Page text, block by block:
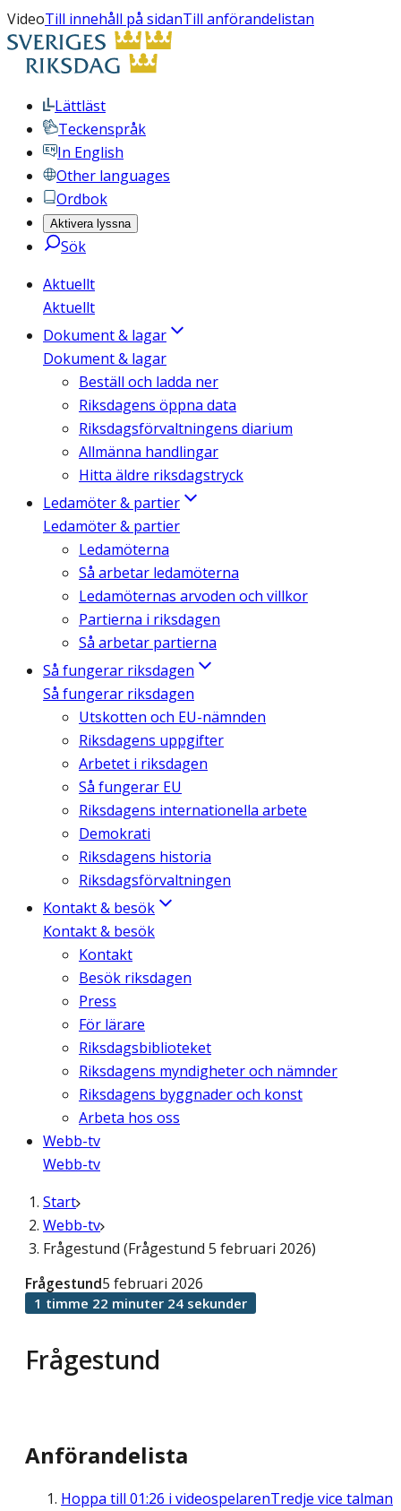
VideoTill innehåll på sidanTill anförandelistan
Lättläst
Teckenspråk
In English
Other languages
Ordbok
Aktivera lyssna
Sök
Aktuellt
Aktuellt
Dokument & lagar
Dokument & lagar
Beställ och ladda ner
Riksdagens öppna data
Riksdagsförvaltningens diarium
Allmänna handlingar
Hitta äldre riksdagstryck
Ledamöter & partier
Ledamöter & partier
Ledamöterna
Så arbetar ledamöterna
Ledamöternas arvoden och villkor
Partierna i riksdagen
Så arbetar partierna
Så fungerar riksdagen
Så fungerar riksdagen
Utskotten och EU-nämnden
Riksdagens uppgifter
Arbetet i riksdagen
Så fungerar EU
Riksdagens internationella arbete
Demokrati
Riksdagens historia
Riksdagsförvaltningen
Kontakt & besök
Kontakt & besök
Kontakt
Besök riksdagen
Press
För lärare
Riksdagsbiblioteket
Riksdagens myndigheter och nämnder
Riksdagens byggnader och konst
Arbeta hos oss
Webb-tv
Webb-tv
Start
Webb-tv
Frågestund (Frågestund 5 februari 2026)
Frågestund
Frågestund5 februari 2026
1 timme 22 minuter 24 sekunder
Anförandelista
Hoppa till 01:26 i videospelarenTredje vice talman